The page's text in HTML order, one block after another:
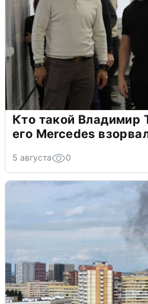
Кто такой Владимир
его Mercedes
5 августа 0